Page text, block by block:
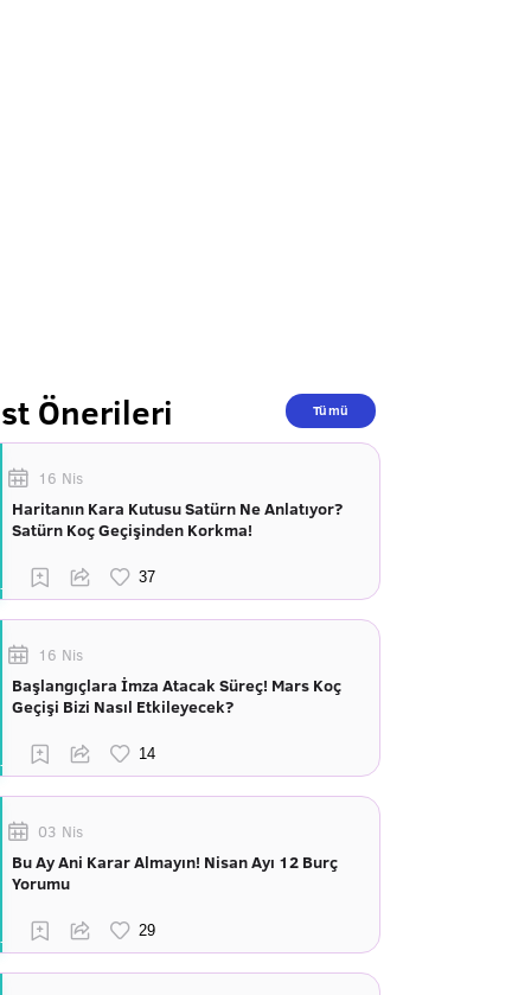
Önerileri Tümü
16 Nis
Haritanın Kara Kutusu Satürn Ne Anlatıyor?
Satürn Koç Geçişinden Korkma!
16 Nis
Başlangıçlara İmza Atacak Süreç! Mars Koç
Geçişi Bizi Nasıl Etkileyecek?
03 Nis
Bu Ay Ani Karar Almayın! Nisan Ayı 12 Burç
Yorumu